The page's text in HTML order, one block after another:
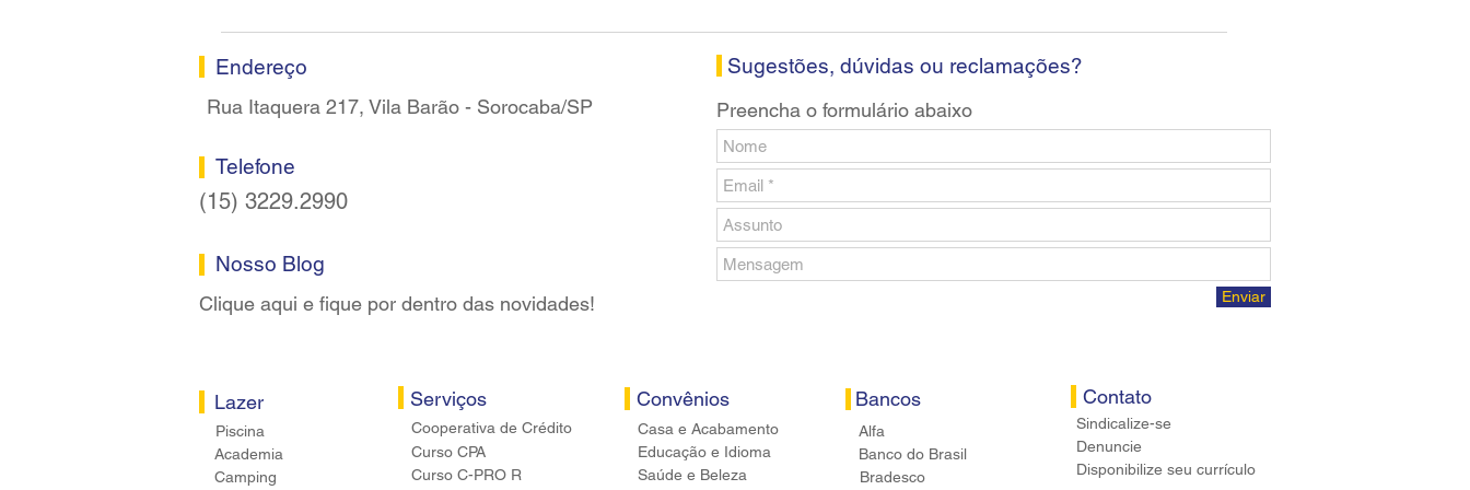
Endereço
Rua Itaquera 217, Vila Barão - Sorocaba/SP
Telefone
(15) 3229.2990
Nosso Blog
Clique aqui e fique por dentro das novidades!
Lazer
Piscina
Academia
Camping
Serviços
Cooperativa de Crédito
Curso CPA
Curso C-PRO R
Sugestões, dúvidas ou reclamações?
Preencha o formulário abaixo
Enviar
Convênios
Casa e Acabamento
Educação e Idioma
Saúde e Beleza
Bancos
Alfa
Banco do Brasil
Bradesco
Contato
Sindicalize-se
Denuncie
Disponibilize seu currículo